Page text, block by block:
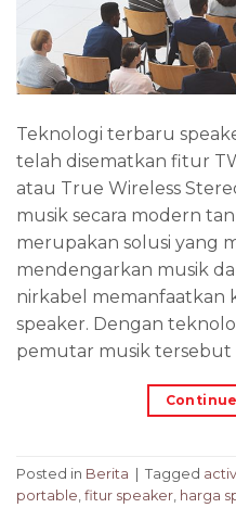
Teknologi terbaru
telah disematkan fitur
atau True Wireless
musik secara modern
merupakan solusi yang
mendengarkan musik
nirkabel memanfaatkan
speaker. Dengan
pemutar musik tersebut
Posted in Berita Tagged
portable, fitur speaker, harga